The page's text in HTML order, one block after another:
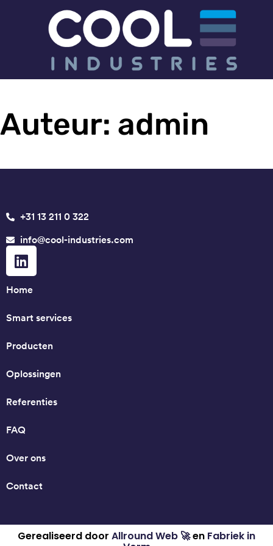
Auteur: admin
+31 13 211 0 322
info@cool-industries.com
Home
Smart services
Producten
Oplossingen
Referenties
FAQ
Over ons
Contact
Gerealiseerd door Allround Web 🚀en Fabriek in